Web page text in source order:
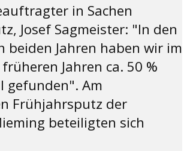
in Sachen
Josef Sagmeister: "In den
beiden Jahren haben wir im
Jahren ca. 50 %
gefunden". Am
Frühjahrsputz der
beteiligten sich